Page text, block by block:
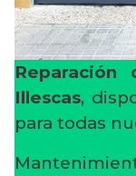
Reparación
Illescas,
para todas